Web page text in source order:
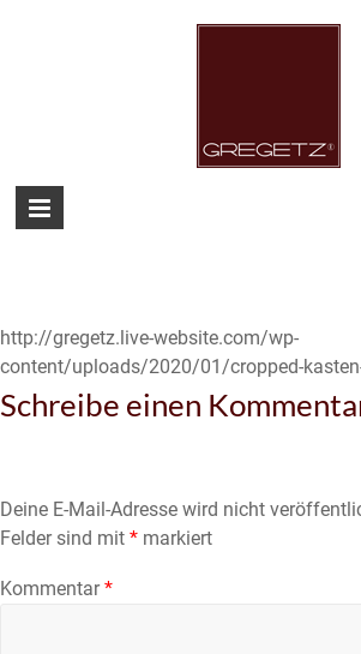
Gregetz
Just
another
http://gregetz.live-website.com/wp-
content/uploads/2020/01/cropped-
Schreibe einen
Deine E-Mail-Adresse wird nicht
Felder sind mit * markiert
Kommentar*